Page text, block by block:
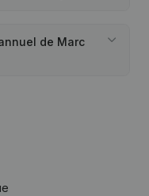
de Marc